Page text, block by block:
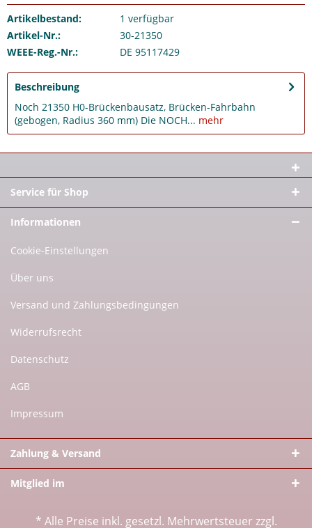
Artikelbestand: 1 verfügbar
Artikel-Nr.:
30-21350
WEEE-Reg.-Nr.:
DE 95117429
Beschreibung
Noch 21350 H0-Brückenbausatz, Brücken-Fahrbahn
(gebogen, Radius 360 mm) Die NOCH... mehr
Service für Shop
Informationen
Cookie-Einstellungen
Über uns
Versand und Zahlungsbedingungen
Widerrufsrecht
Datenschutz
AGB
Impressum
Zahlung & Versand
Mitglied im
* Alle Preise inkl. gesetzl. Mehrwertsteuer zzgl.